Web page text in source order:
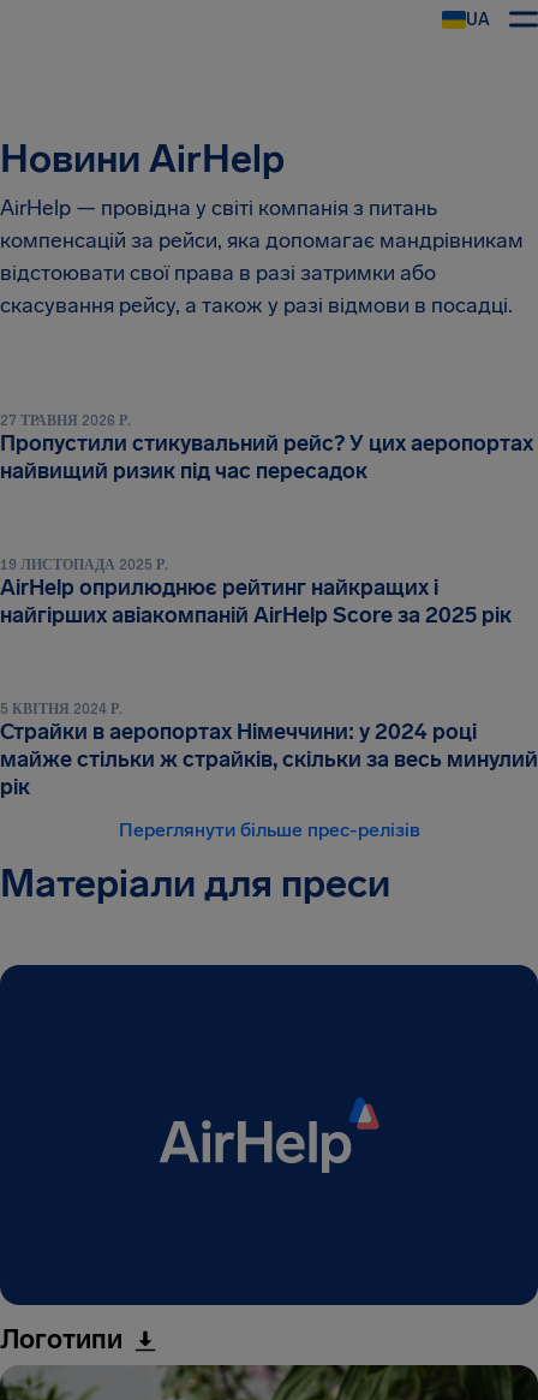
UA
Новини AirHelp
AirHelp — провідна у світі компанія з питань
компенсацій за рейси, яка допомагає мандрівникам
відстоювати свої права в разі затримки або
скасування рейсу, а також у разі відмови в посадці.
27 ТРАВНЯ 2026 Р.
Пропустили стикувальний рейс? У цих аеропортах
найвищий ризик під час пересадок
19 ЛИСТОПАДА 2025 Р.
AirHelp оприлюднює рейтинг найкращих і
найгірших авіакомпаній AirHelp Score за 2025 рік
5 КВІТНЯ 2024 Р.
Страйки в аеропортах Німеччини: у 2024 році
майже стільки ж страйків, скільки за весь минулий
рік
Переглянути більше прес-релізів
Матеріали для преси
Логотипи